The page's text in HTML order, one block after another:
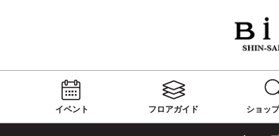
イベント フロアガイド ショッ